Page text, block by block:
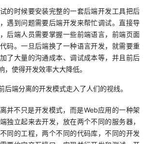
的时候要安装完整的一套后端开发工具把后
遇到问题需要后端开发来帮忙调试。直接导
后端人员需要掌握一些前端语言，前端页面
码。一旦后端换了一种语言开发，就需要重
了大量的沟通成本、调试成本等，并且前后
，使得开发效率大大降低。
后端分离的开发模式走入了人们的视线。
并不只是开发模式，而是Web应用的一种架
独立起来去开发，放在两个不同的服务器，
同的工程，两个不同的代码库，不同的开发